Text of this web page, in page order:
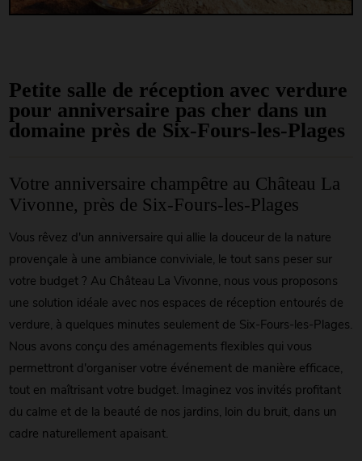
Petite salle de réception avec verdure
pour anniversaire pas cher dans un
domaine près de Six-Fours-les-Plages
Votre anniversaire champêtre au Château La
Vivonne, près de Six-Fours-les-Plages
Vous rêvez d'un anniversaire qui allie la douceur de la nature
provençale à une ambiance conviviale, le tout sans peser sur
votre budget ? Au Château La Vivonne, nous vous proposons
une solution idéale avec nos espaces de réception entourés de
verdure, à quelques minutes seulement de Six-Fours-les-Plages.
Nous avons conçu des aménagements flexibles qui vous
permettront d'organiser votre événement de manière efficace,
tout en maîtrisant votre budget. Imaginez vos invités profitant
du calme et de la beauté de nos jardins, loin du bruit, dans un
cadre naturellement apaisant.